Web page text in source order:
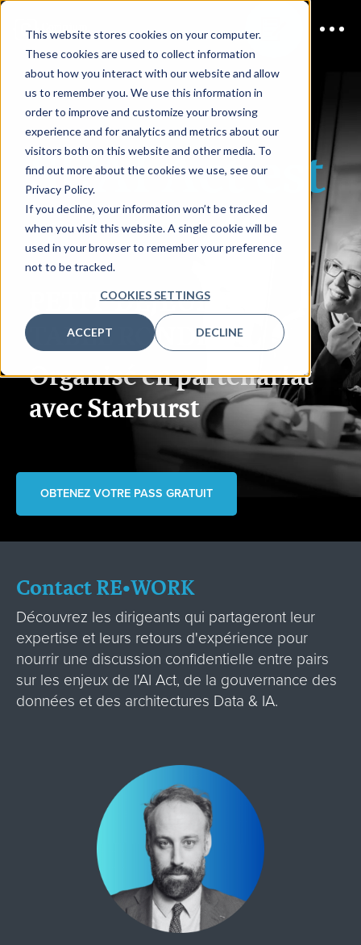
This website stores cookies on your computer.
These cookies are used to collect information
about how you interact with our website and allow
us to remember you. We use this information in
order to improve and customize your browsing
experience and for analytics and metrics about our
visitors both on this website and other media. To
find out more about the cookies we use, see our
Privacy Policy.
If you decline, your information won’t be tracked
when you visit this website. A single cookie will be
used in your browser to remember your preference
not to be tracked.
COOKIES SETTINGS
ACCEPT DECLINE
SL’AI Act est
là
PETIT-DEJEUNER
TABLE RONDE
Organisé en partenariat
avecStarburst
OBTENEZ VOTRE PASS GRATUIT
ContactRE•WORK
Découvrez les dirigeants qui partageront leur
expertise et leurs retours d'expérience pour
nourrir une discussion confidentielle entre pairs
sur les enjeux de l'AI Act, de la gouvernance des
données et des architectures Data & IA.